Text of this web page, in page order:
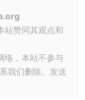
站赞同其观点和
络，本站不参与
我们删除。发送